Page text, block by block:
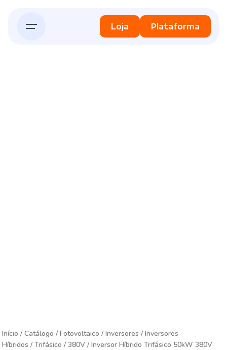
Loja Plataforma
Início /Catálogo /Fotovoltaico /Inversores /Inversores
Híbridos /Trifásico /380V / Inversor Híbrido Trifásico 50kW 380V